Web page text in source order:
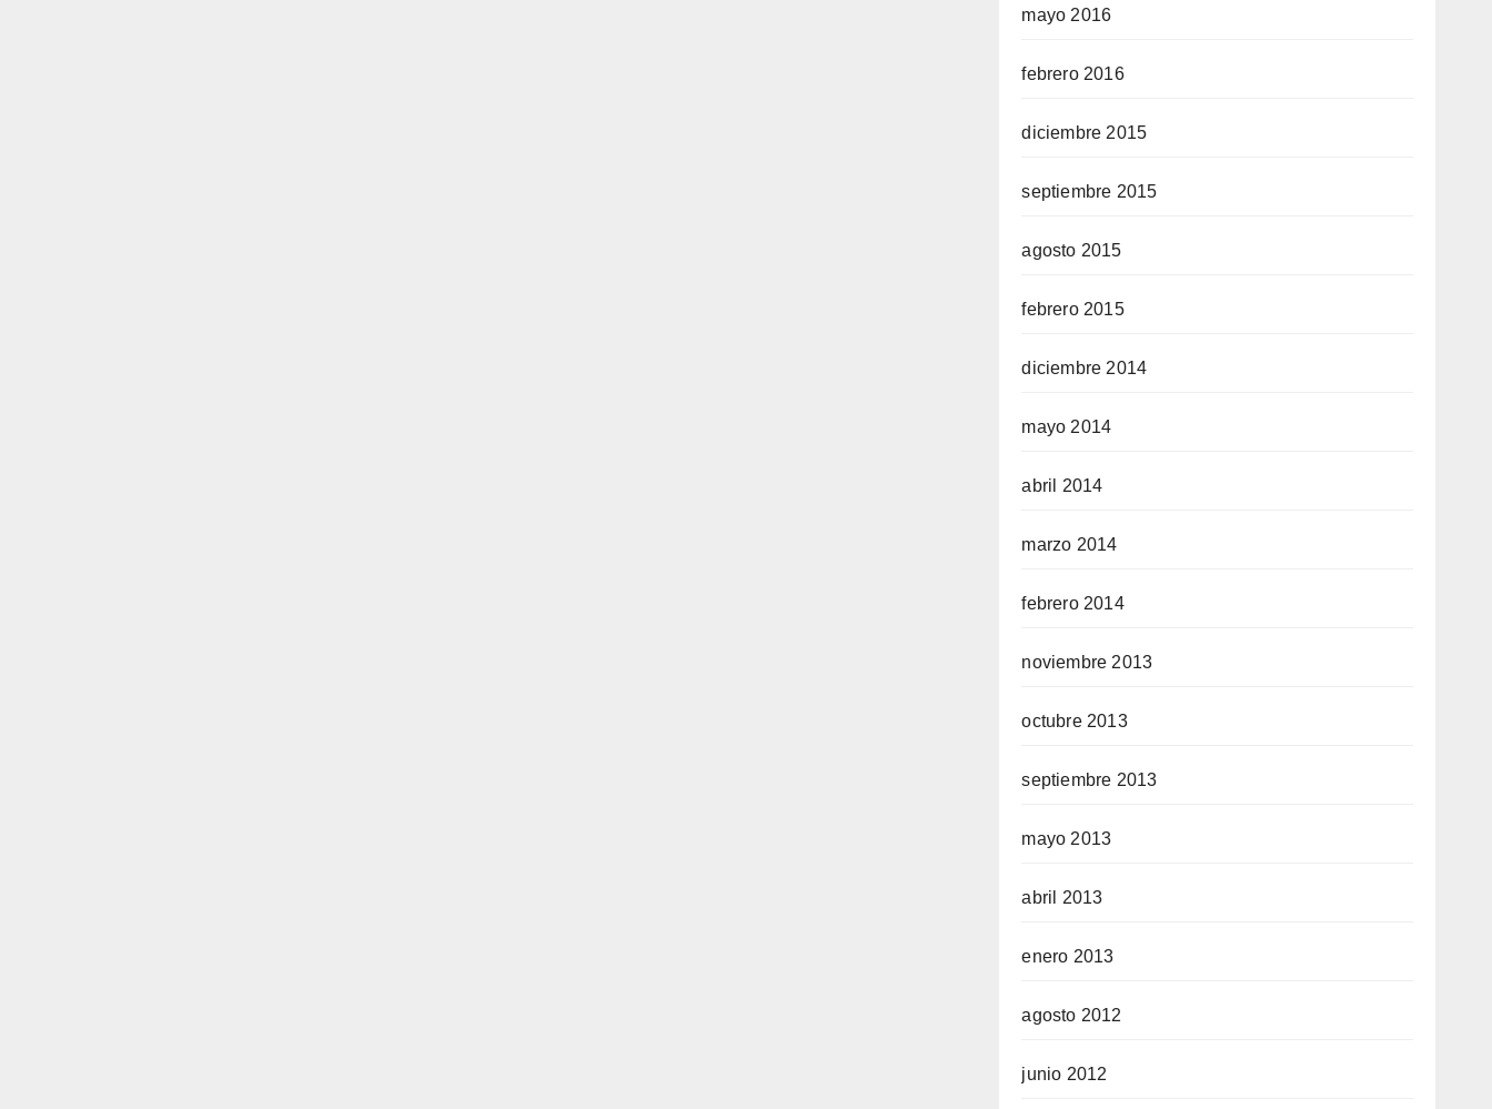
mayo 2016
febrero 2016
diciembre 2015
septiembre 2015
agosto 2015
febrero 2015
diciembre 2014
mayo 2014
abril 2014
marzo 2014
febrero 2014
noviembre 2013
octubre 2013
septiembre 2013
mayo 2013
abril 2013
enero 2013
agosto 2012
junio 2012